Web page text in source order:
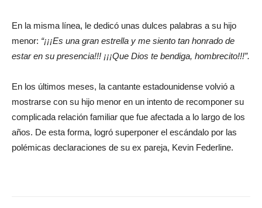
En la misma línea, le dedicó unas dulces palabras a su hijo
menor: “¡¡¡Es una gran estrella y me siento tan honrado de
estar en su presencia!!! ¡¡¡Que Dios te bendiga, hombrecito!!!”.
En los últimos meses, la cantante estadounidense volvió a
mostrarse con su hijo menor en un intento de recomponer su
complicada relación familiar que fue afectada a lo largo de los
años. De esta forma, logró superponer el escándalo por las
polémicas declaraciones de su ex pareja, Kevin Federline.